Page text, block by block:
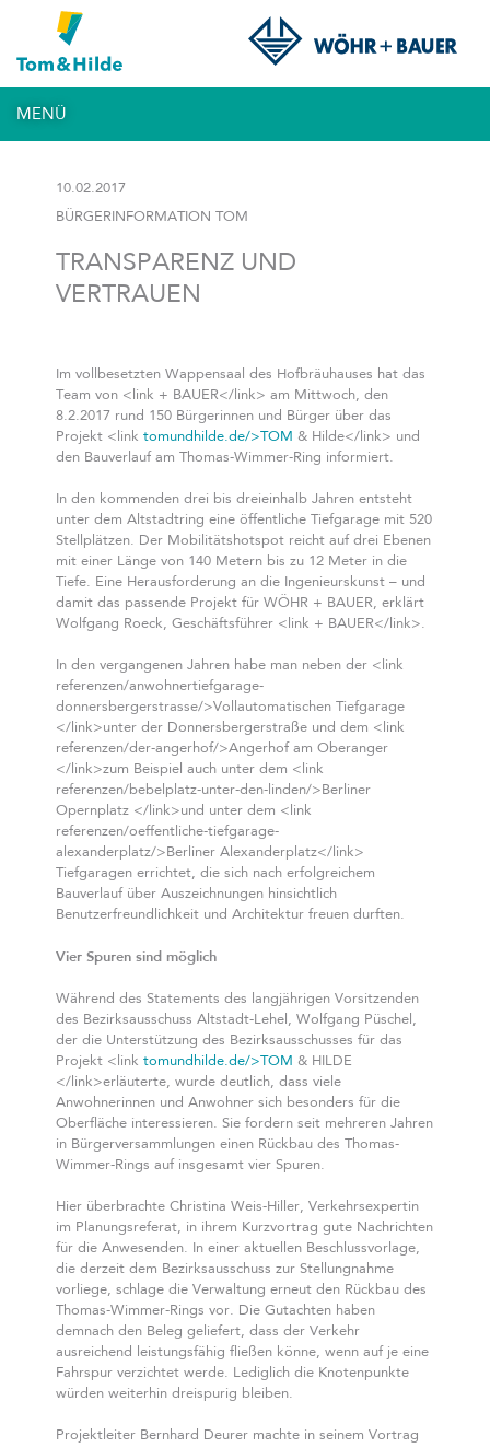
MENÜ
10.02.2017
BÜRGERINFORMATION TOM
TRANSPARENZ UND
VERTRAUEN
Im vollbesetzten Wappensaal des Hofbräuhauses hat das
Team von <link + BAUER</link> am Mittwoch, den
8.2.2017 rund 150 Bürgerinnen und Bürger über das
Projekt <link tomundhilde.de/>TOM & Hilde</link> und
den Bauverlauf am Thomas-Wimmer-Ring informiert.
In den kommenden drei bis dreieinhalb Jahren entsteht
unter dem Altstadtring eine öffentliche Tiefgarage mit 520
Stellplätzen. Der Mobilitätshotspot reicht auf drei Ebenen
mit einer Länge von 140 Metern bis zu 12 Meter in die
Tiefe. Eine Herausforderung an die Ingenieurskunst – und
damit das passende Projekt für WÖHR + BAUER, erklärt
Wolfgang Roeck, Geschäftsführer <link + BAUER</link>.
In den vergangenen Jahren habe man neben der <link
referenzen/anwohnertiefgarage-
donnersbergerstrasse/>Vollautomatischen Tiefgarage
</link>unter der Donnersbergerstraße und dem <link
referenzen/der-angerhof/>Angerhof am Oberanger
</link>zum Beispiel auch unter dem <link
referenzen/bebelplatz-unter-den-linden/>Berliner
Opernplatz </link>und unter dem <link
referenzen/oeffentliche-tiefgarage-
alexanderplatz/>Berliner Alexanderplatz</link>
Tiefgaragen errichtet, die sich nach erfolgreichem
Bauverlauf über Auszeichnungen hinsichtlich
Benutzerfreundlichkeit und Architektur freuen durften.
Vier Spuren sind möglich
Während des Statements des langjährigen Vorsitzenden
des Bezirksausschuss Altstadt-Lehel, Wolfgang Püschel,
der die Unterstützung des Bezirksausschusses für das
Projekt <link tomundhilde.de/>TOM & HILDE
</link>erläuterte, wurde deutlich, dass viele
Anwohnerinnen und Anwohner sich besonders für die
Oberfläche interessieren. Sie fordern seit mehreren Jahren
in Bürgerversammlungen einen Rückbau des Thomas-
Wimmer-Rings auf insgesamt vier Spuren.
Hier überbrachte Christina Weis-Hiller, Verkehrsexpertin
im Planungsreferat, in ihrem Kurzvortrag gute Nachrichten
für die Anwesenden. In einer aktuellen Beschlussvorlage,
die derzeit dem Bezirksausschuss zur Stellungnahme
vorliege, schlage die Verwaltung erneut den Rückbau des
Thomas-Wimmer-Rings vor. Die Gutachten haben
demnach den Beleg geliefert, dass der Verkehr
ausreichend leistungsfähig fließen könne, wenn auf je eine
Fahrspur verzichtet werde. Lediglich die Knotenpunkte
würden weiterhin dreispurig bleiben.
Projektleiter Bernhard Deurer machte in seinem Vortrag